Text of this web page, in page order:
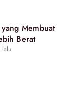
Membuat
Berat
lalu